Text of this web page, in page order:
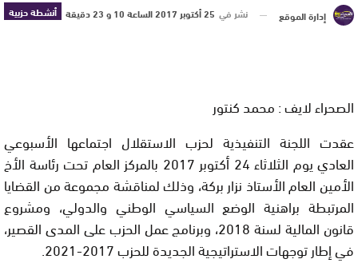
أنشطة حزبية إدارة الموقع نشر في 25 أكتوبر 2017 الساعة 10 و 23 دقيقة
الصحراء لايف : محمد كنتور
عقدت اللجنة التنفيذية لحزب الاستقلال اجتماعها الأسبوعي
العادي يوم الثلاثاء 24 أكتوبر 2017 بالمركز العام تحت رئاسة الأخ
الأمين العام الأستاذ نزار بركة، وذلك لمناقشة مجموعة من القضايا
المرتبطة براهنية الوضع السياسي الوطني والدولي، ومشروع
قانون المالية لسنة 2018، وبرنامج عمل الحزب على المدى القصير،
في إطار توجهات الاستراتيجية الجديدة للحزب 2017-2021.